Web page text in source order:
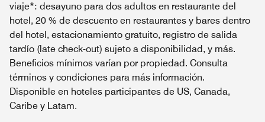
viaje*: desayuno para dos adultos en restaurante del
hotel, 20 % de descuento en restaurantes y bares dentro
del hotel, estacionamiento gratuito, registro de salida
tardío (late check-out) sujeto a disponibilidad, y más.
Beneficios mínimos varían por propiedad. Consulta
términos y condiciones para más información.
Disponible en hoteles participantes de US, Canada,
Caribe y Latam.